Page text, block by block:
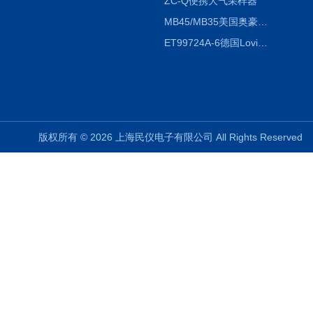
MB45/MB35美国奥豪斯OHAUS MB45/MB35卤素红外水分测定仪
ET99724A-6德国Lovibond ET99724A-6微电脑BOD测定仪
版权所有 © 2026 上海民仪电子有限公司 All Rights